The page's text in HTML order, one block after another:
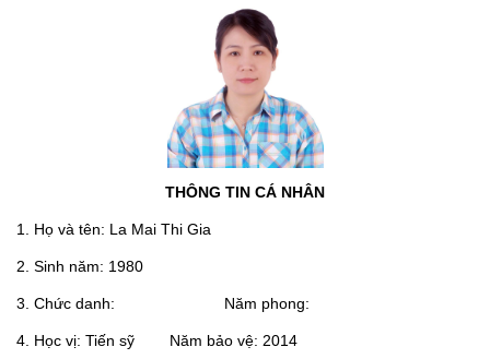
THÔNG TIN CÁ NHÂN
1. Họ và tên: La Mai Thi Gia
2. Sinh năm: 1980
3. Chức danh: Năm phong:
4. Học vị: Tiến sỹ Năm bảo vệ: 2014